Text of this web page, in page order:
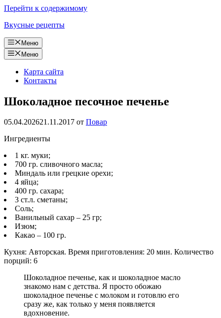
Перейти к содержимому
Вкусные рецепты
Меню
Меню
Карта сайта
Контакты
Шоколадное песочное печенье
05.04.202621.11.2017 от Повар
Ингредиенты
1 кг. муки;
700 гр. сливочного масла;
Миндаль или грецкие орехи;
4 яйца;
400 гр. сахара;
3 ст.л. сметаны;
Соль;
Ванильный сахар – 25 гр;
Изюм;
Какао – 100 гр.
Кухня: Авторская. Время приготовления: 20 мин. Количество
порций: 6
Шоколадное печенье, как и шоколадное масло
знакомо нам с детства. Я просто обожаю
шоколадное печенье с молоком и готовлю его
сразу же, как только у меня появляется
вдохновение.